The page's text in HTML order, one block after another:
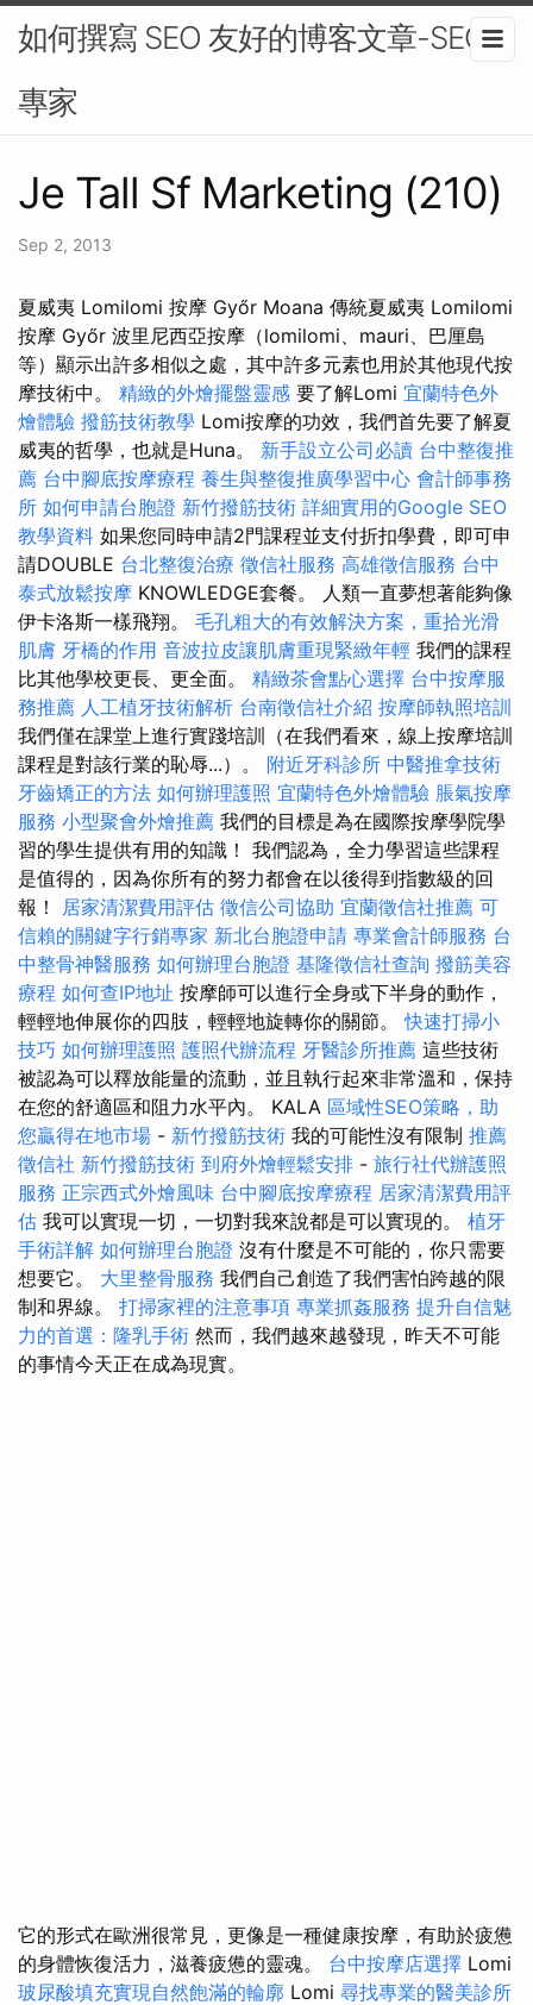
如何撰寫 SEO 友好的博客文章-SEO
專家
Je Tall Sf Marketing (210)
Sep 2, 2013
夏威夷 Lomilomi 按摩 Győr Moana 傳統夏威夷 Lomilomi
按摩 Győr 波里尼西亞按摩（lomilomi、mauri、巴厘島
等）顯示出許多相似之處，其中許多元素也用於其他現代按
摩技術中。 精緻的外燴擺盤靈感 要了解Lomi 宜蘭特色外
燴體驗 撥筋技術教學 Lomi按摩的功效，我們首先要了解夏
威夷的哲學，也就是Huna。 新手設立公司必讀 台中整復推
薦 台中腳底按摩療程 養生與整復推廣學習中心 會計師事務
所 如何申請台胞證 新竹撥筋技術 詳細實用的Google SEO
教學資料 如果您同時申請2門課程並支付折扣學費，即可申
請DOUBLE 台北整復治療 徵信社服務 高雄徵信服務 台中
泰式放鬆按摩 KNOWLEDGE套餐。 人類一直夢想著能夠像
伊卡洛斯一樣飛翔。 毛孔粗大的有效解決方案，重拾光滑
肌膚 牙橋的作用 音波拉皮讓肌膚重現緊緻年輕 我們的課程
比其他學校更長、更全面。 精緻茶會點心選擇 台中按摩服
務推薦 人工植牙技術解析 台南徵信社介紹 按摩師執照培訓
我們僅在課堂上進行實踐培訓（在我們看來，線上按摩培訓
課程是對該行業的恥辱...）。 附近牙科診所 中醫推拿技術
牙齒矯正的方法 如何辦理護照 宜蘭特色外燴體驗 脹氣按摩
服務 小型聚會外燴推薦 我們的目標是為在國際按摩學院學
習的學生提供有用的知識！ 我們認為，全力學習這些課程
是值得的，因為你所有的努力都會在以後得到指數級的回
報！ 居家清潔費用評估 徵信公司協助 宜蘭徵信社推薦 可
信賴的關鍵字行銷專家 新北台胞證申請 專業會計師服務 台
中整骨神醫服務 如何辦理台胞證 基隆徵信社查詢 撥筋美容
療程 如何查IP地址 按摩師可以進行全身或下半身的動作，
輕輕地伸展你的四肢，輕輕地旋轉你的關節。快速打掃小
技巧 如何辦理護照 護照代辦流程 牙醫診所推薦 這些技術
被認為可以釋放能量的流動，並且執行起來非常溫和，保持
在您的舒適區和阻力水平內。 KALA 區域性SEO策略，助
您贏得在地市場 - 新竹撥筋技術 我的可能性沒有限制 推薦
徵信社 新竹撥筋技術 到府外燴輕鬆安排 - 旅行社代辦護照
服務 正宗西式外燴風味 台中腳底按摩療程 居家清潔費用評
估 我可以實現一切，一切對我來說都是可以實現的。 植牙
手術詳解 如何辦理台胞證 沒有什麼是不可能的，你只需要
想要它。 大里整骨服務 我們自己創造了我們害怕跨越的限
制和界線。 打掃家裡的注意事項 專業抓姦服務 提升自信魅
力的首選：隆乳手術 然而，我們越來越發現，昨天不可能
的事情今天正在成為現實。
它的形式在歐洲很常見，更像是一種健康按摩，有助於疲憊
的身體恢復活力，滋養疲憊的靈魂。 台中按摩店選擇 Lomi
玻尿酸填充實現自然飽滿的輪廓 Lomi 尋找專業的醫美診所